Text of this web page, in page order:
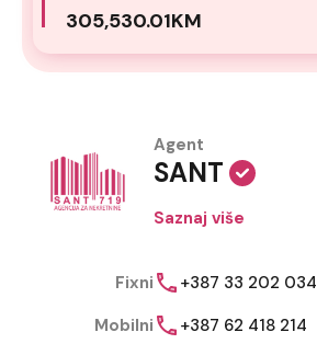
305,530.01KM
Agent
SANT
Saznaj više
Fixni
+387 33 202 034
Mobilni
+387 62 418 214